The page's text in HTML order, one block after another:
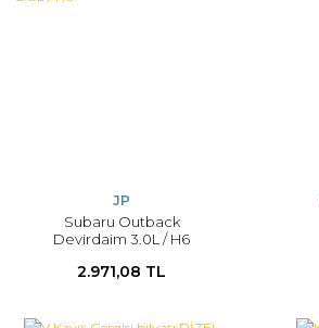
JP
Subaru Outback
Devirdaim 3.0L / H6
2.971,08 TL